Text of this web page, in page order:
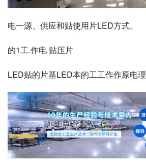
电一源、供应和贴使用片LED方式。
的1工.作电 贴压片
LED贴的片基LED本的工工作作原电理